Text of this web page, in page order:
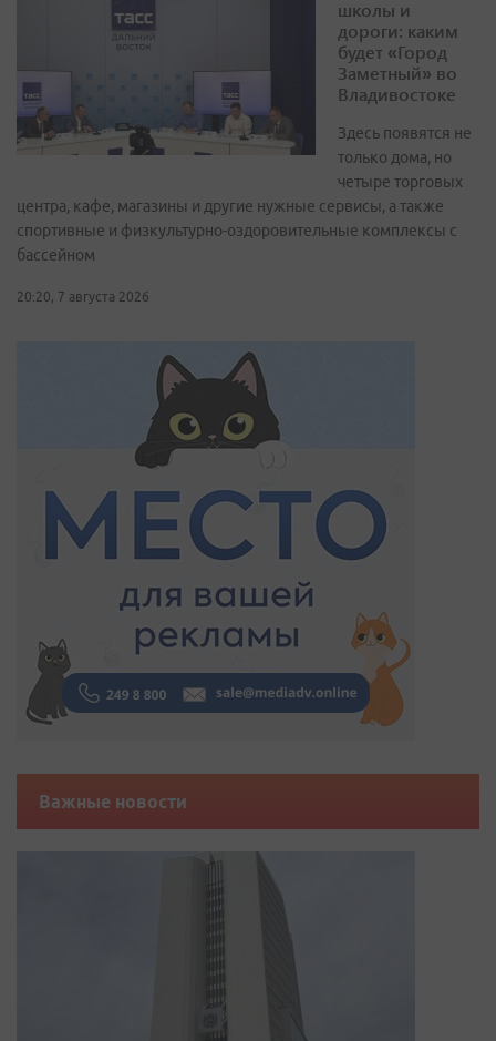
школы и
дороги: каким
будет «Город
Заметный» во
Владивостоке
Здесь появятся не
только дома, но
четыре торговых
центра, кафе, магазины и другие нужные сервисы, а также
спортивные и физкультурно-оздоровительные комплексы с
бассейном
20:20, 7 августа 2026
Важные новости